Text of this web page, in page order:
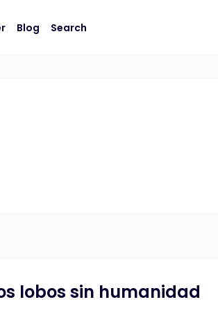
Blog Search
lobos sin humanidad